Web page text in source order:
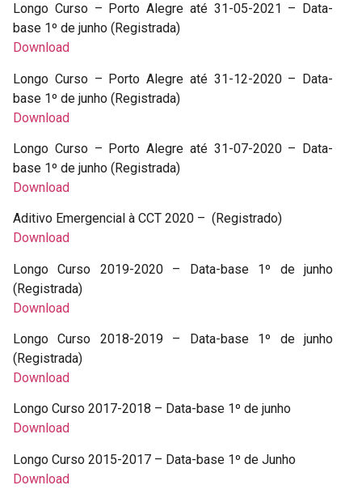
Longo Curso – Porto Alegre até 31-05-2021 – Data-
base 1º de junho (Registrada)
Download
Longo Curso – Porto Alegre até 31-12-2020 – Data-
base 1º de junho (Registrada)
Download
Longo Curso – Porto Alegre até 31-07-2020 – Data-
base 1º de junho (Registrada)
Download
Aditivo Emergencial à CCT 2020 – (Registrado)
Download
Longo Curso 2019-2020 – Data-base 1º de junho
(Registrada)
Download
Longo Curso 2018-2019 – Data-base 1º de junho
(Registrada)
Download
Longo Curso 2017-2018 – Data-base 1º de junho
Download
Longo Curso 2015-2017 – Data-base 1º de Junho
Download